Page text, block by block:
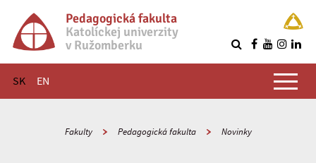
Pedagogická fakulta
Katolíckej univerzity
v Ružomberku
SK EN
Hlavné menu
Fakulty Pedagogická fakulta Novinky